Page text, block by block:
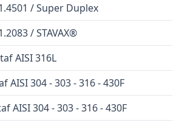
/ Super Duplex
/ STAVAX®
AISI 316L
AISI 304 - 303 - 316 - 430F
AISI 304 - 303 - 316 - 430F